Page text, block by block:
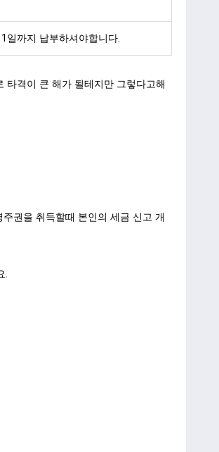
일까지 납부하셔야합니다.
타격이 큰 해가 될테지만 그렇다고해
권을 취득할때 본인의 세금 신고 개
.